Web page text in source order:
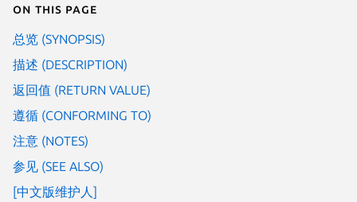
On this page
总览 (SYNOPSIS)
描述 (DESCRIPTION)
返回值 (RETURN VALUE)
遵循 (CONFORMING TO)
注意 (NOTES)
参见 (SEE ALSO)
[中文版维护人]